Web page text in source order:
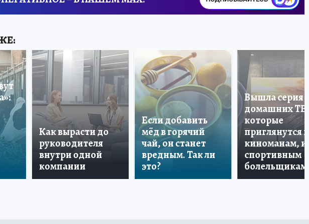
Как вырасти до
руководителя
внутри одной
компании
Если добавить
мёд в горячий
чай, он станет
вредным. Так ли
это?
Вышла серия
домашних ТВ,
которые
приглянутся и
киноманам, и
спортивным
болельщикам